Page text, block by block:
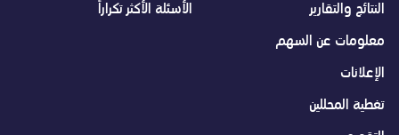
النتائج والتقارير
معلومات عن السهم
الإعلانات
تغطية المحللين
الأسئلة الأكثر تكراراً